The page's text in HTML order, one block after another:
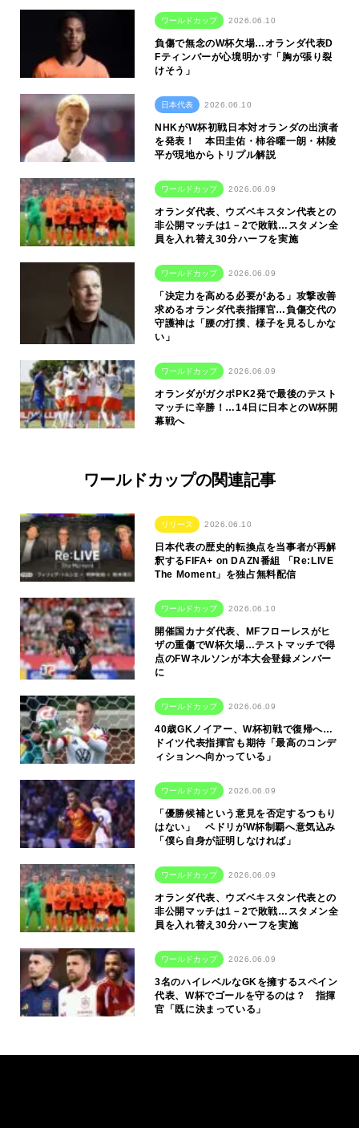
ワールドカップ 2026.06.10
負傷で無念のW杯欠場…オランダ代表D
Fティンバーが心境明かす「胸が張り裂
けそう」
日本代表 2026.06.10
NHKがW杯初戦日本対オランダの出演者
を発表！ 本田圭佑・柿谷曜一朗・林陵
平が現地からトリプル解説
ワールドカップ 2026.06.09
オランダ代表、ウズベキスタン代表との
非公開マッチは1－2で敗戦…スタメン全
員を入れ替え30分ハーフを実施
ワールドカップ 2026.06.09
「決定力を高める必要がある」攻撃改善
求めるオランダ代表指揮官…負傷交代の
守護神は「腰の打撲、様子を見るしかな
い」
ワールドカップ 2026.06.09
オランダがガクポPK2発で最後のテスト
マッチに辛勝！…14日に日本とのW杯開
幕戦へ
ワールドカップの関連記事
リリース 2026.06.10
日本代表の歴史的転換点を当事者が再解
釈するFIFA+ on DAZN番組 「Re:LIVE
The Moment」を独占無料配信
ワールドカップ 2026.06.10
開催国カナダ代表、MFフローレスがヒ
ザの重傷でW杯欠場…テストマッチで得
点のFWネルソンが本大会登録メンバー
に
ワールドカップ 2026.06.09
40歳GKノイアー、W杯初戦で復帰へ…
ドイツ代表指揮官も期待「最高のコンデ
ィションへ向かっている」
ワールドカップ 2026.06.09
「優勝候補という意見を否定するつもり
はない」 ペドリがW杯制覇へ意気込み
「僕ら自身が証明しなければ」
ワールドカップ 2026.06.09
オランダ代表、ウズベキスタン代表との
非公開マッチは1－2で敗戦…スタメン全
員を入れ替え30分ハーフを実施
ワールドカップ 2026.06.09
3名のハイレベルなGKを擁するスペイン
代表、W杯でゴールを守るのは？ 指揮
官「既に決まっている」